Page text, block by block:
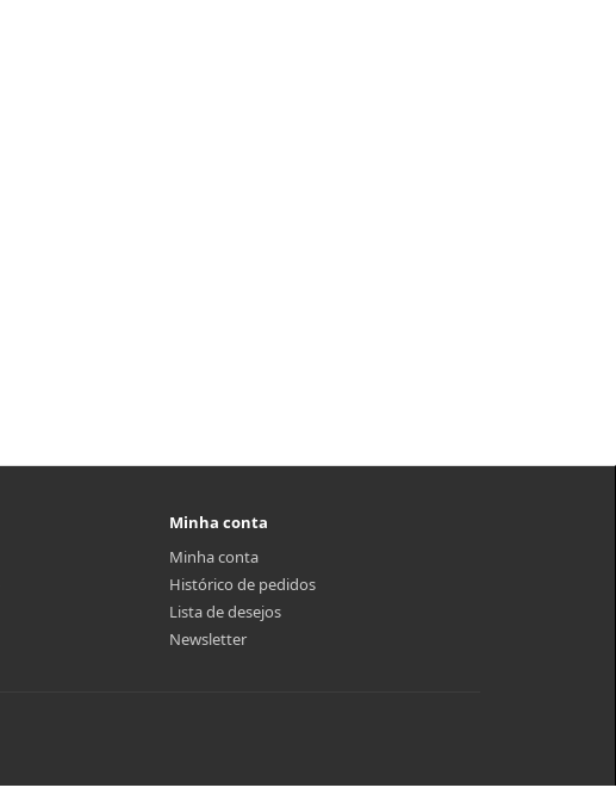
Minha conta
Minha conta
Histórico de pedidos
Lista de desejos
Newsletter